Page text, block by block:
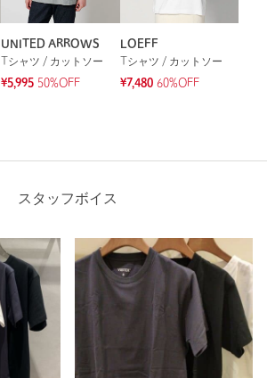
もっと見る
UNITED ARROWS
Tシャツ / カットソー
¥5,995 50%OFF
LOEFF
Tシャツ / カットソー
¥7,480 60%OFF
スタッフボイス